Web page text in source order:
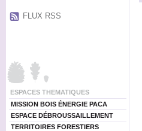
FLUX RSS
ESPACES THEMATIQUES
MISSION BOIS ÉNERGIE PACA
ESPACE DÉBROUSSAILLEMENT
TERRITOIRES FORESTIERS